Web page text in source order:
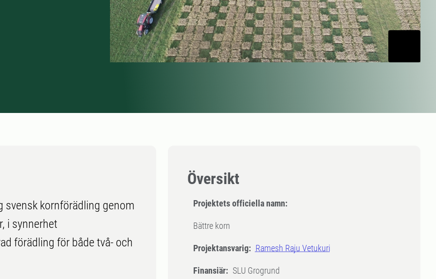
Översikt
Projektets officiella namn:
Bättre korn
Projektansvarig: Ramesh Raju Vetukuri
Finansiär: SLU Grogrund
svensk kornförädling genom
i synnerhet
förädling för både två- och